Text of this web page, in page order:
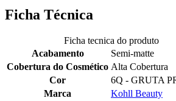
Ficha Técnica
Ficha tecnica do produto
Acabamento
Semi-matte
Cobertura do Cosmético Alta Cobertura
Cor
6Q - GRUTA
Marca
Kohll Beauty